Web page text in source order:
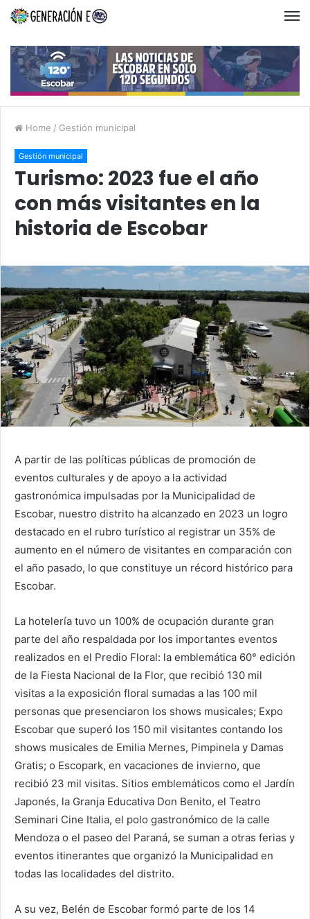
Home / Gestión municipal
Gestión municipal
Turismo: 2023 fue el año
con más visitantes en la
historia de Escobar
A partir de las políticas públicas de promoción de
eventos culturales y de apoyo a la actividad
gastronómica impulsadas por la Municipalidad de
Escobar, nuestro distrito ha alcanzado en 2023 un logro
destacado en el rubro turístico al registrar un 35% de
aumento en el número de visitantes en comparación con
el año pasado, lo que constituye un récord histórico para
Escobar.
La hotelería tuvo un 100% de ocupación durante gran
parte del año respaldada por los importantes eventos
realizados en el Predio Floral: la emblemática 60° edición
de la Fiesta Nacional de la Flor, que recibió 130 mil
visitas a la exposición floral sumadas a las 100 mil
personas que presenciaron los shows musicales; Expo
Escobar que superó los 150 mil visitantes contando los
shows musicales de Emilia Mernes, Pimpinela y Damas
Gratis; o Escopark, en vacaciones de invierno, que
recibió 23 mil visitas. Sitios emblemáticos como el Jardín
Japonés, la Granja Educativa Don Benito, el Teatro
Seminari Cine Italia, el polo gastronómico de la calle
Mendoza o el paseo del Paraná, se suman a otras ferias y
eventos itinerantes que organizó la Municipalidad en
todas las localidades del distrito.
A su vez, Belén de Escobar formó parte de los 14